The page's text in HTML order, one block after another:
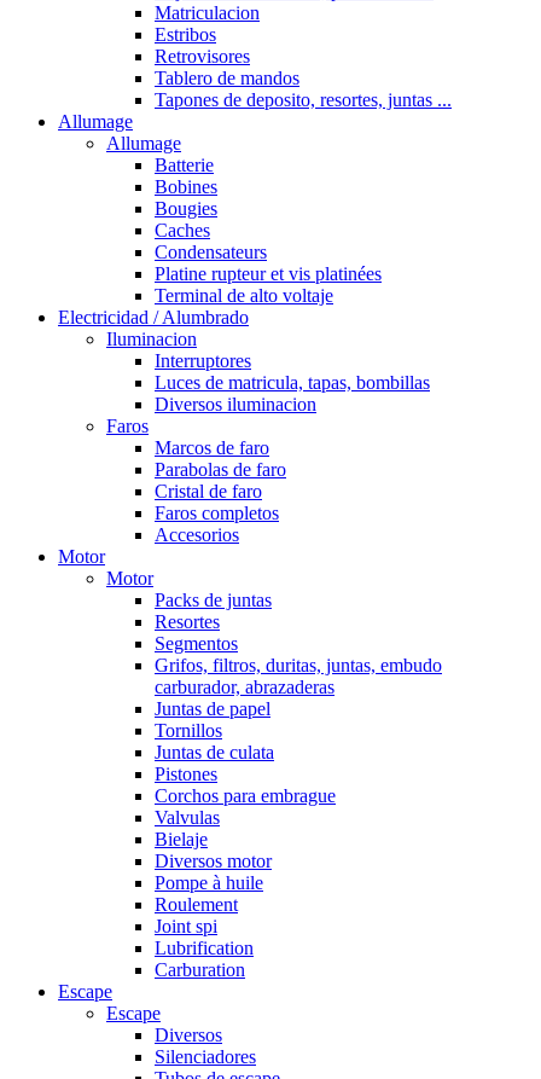
Matriculacion
Estribos
Retrovisores
Tablero de mandos
Tapones de deposito, resortes, juntas ...
Allumage
Allumage
Batterie
Bobines
Bougies
Caches
Condensateurs
Platine rupteur et vis platinées
Terminal de alto voltaje
Electricidad / Alumbrado
Iluminacion
Interruptores
Luces de matricula, tapas, bombillas
Diversos iluminacion
Faros
Marcos de faro
Parabolas de faro
Cristal de faro
Faros completos
Accesorios
Motor
Motor
Packs de juntas
Resortes
Segmentos
Grifos, filtros, duritas, juntas, embudo
carburador, abrazaderas
Juntas de papel
Tornillos
Juntas de culata
Pistones
Corchos para embrague
Valvulas
Bielaje
Diversos motor
Pompe à huile
Roulement
Joint spi
Lubrification
Carburation
Escape
Escape
Diversos
Silenciadores